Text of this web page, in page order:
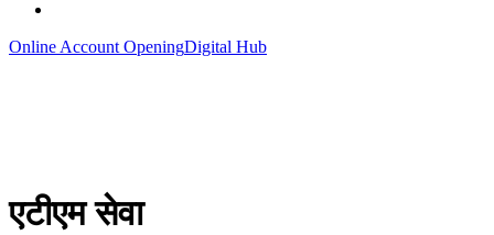
Online Account OpeningDigital Hub
एटीएम सेवा